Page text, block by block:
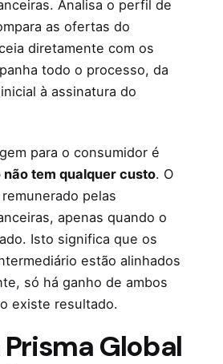
Analisa o perfil de
as ofertas do
diretamente com os
todo o processo, da
à assinatura do
para o consumidor é
tem qualquer custo. O
pelas
apenas quando o
Isto significa que os
estão alinhados
só há ganho de ambos
existe resultado.
Prisma Global